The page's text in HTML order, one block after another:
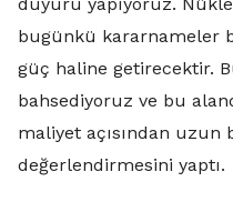
bugünkü kararnameler
güç haline getirecektir.
bahsediyoruz ve bu
maliyet açısından uzun
değerlendirmesini yaptı.